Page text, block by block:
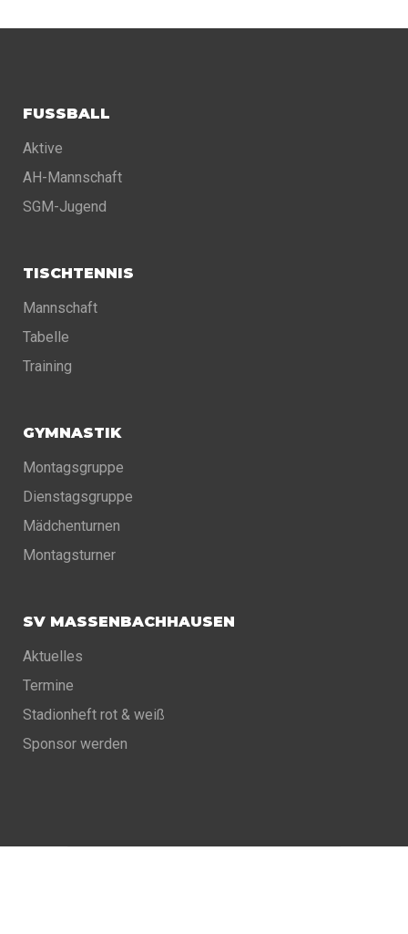
FUSSBALL
Aktive
AH-Mannschaft
SGM-Jugend
TISCHTENNIS
Mannschaft
Tabelle
Training
GYMNASTIK
Montagsgruppe
Dienstagsgruppe
Mädchenturnen
Montagsturner
SV MASSENBACHHAUSEN
Aktuelles
Termine
Stadionheft rot & weiß
Sponsor werden